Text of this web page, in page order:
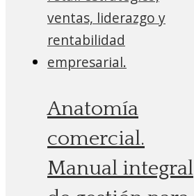
Anatomía
comercial.
Manual integral